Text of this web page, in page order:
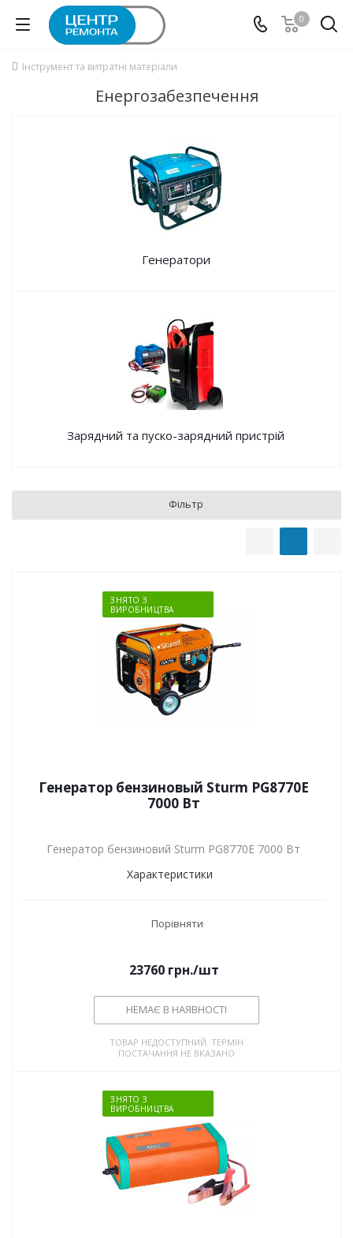
0
Інструмент та витратні матеріали
Енергозабезпечення
Генератори
Зарядний та пуско-зарядний пристрій
Фільтр
ЗНЯТО З
ВИРОБНИЦТВА
Генератор бензиновый Sturm PG8770E
7000 Вт
Генератор бензиновий Sturm PG8770E 7000 Вт
Характеристики
Порівняти
23760грн./шт
НЕМАЄ В НАЯВНОСТІ
ТОВАР НЕДОСТУПНИЙ. ТЕРМІН
ПОСТАЧАННЯ НЕ ВКАЗАНО
ЗНЯТО З
ВИРОБНИЦТВА